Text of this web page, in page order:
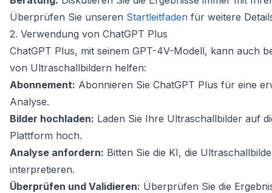
Überprüfen Sie unseren Startleitfaden für weitere
2. Verwendung von ChatGPT Plus
ChatGPT Plus, mit seinem GPT-4V-Modell, kann auch
von Ultraschallbildern helfen:
Abonnement: Abonnieren Sie ChatGPT Plus für eine
Analyse.
Bilder hochladen: Laden Sie Ihre Ultraschallbilder auf
Plattform hoch.
Analyse anfordern: Bitten Sie die KI, die
interpretieren.
Überprüfen und Validieren: Überprüfen Sie die